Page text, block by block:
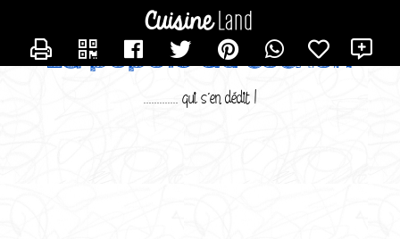
La popote du cochon
............. qui s'en dédit !
CONTACTER SUSMINERVAM